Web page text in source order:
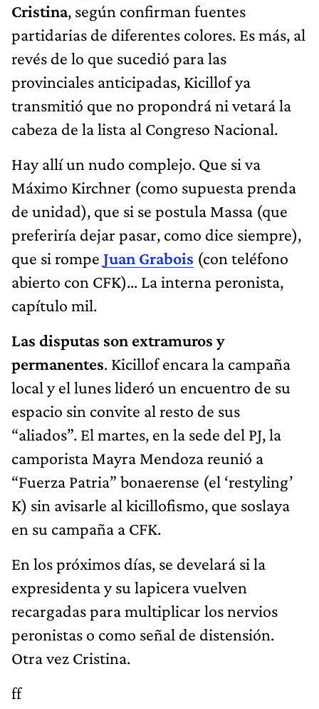
Cristina, según confirman fuentes
partidarias de diferentes colores. Es más, al
revés de lo que sucedió para las
provinciales anticipadas, Kicillof ya
transmitió que no propondrá ni vetará la
cabeza de la lista al Congreso Nacional.
Hay allí un nudo complejo. Que si va
Máximo Kirchner (como supuesta prenda
de unidad), que si se postula Massa (que
preferiría dejar pasar, como dice siempre),
que si rompe Juan Grabois (con teléfono
abierto con CFK)... La interna peronista,
capítulo mil.
Las disputas son extramuros y
permanentes. Kicillof encara la campaña
local y el lunes lideró un encuentro de su
espacio sin convite al resto de sus
“aliados”. El martes, en la sede del PJ, la
camporista Mayra Mendoza reunió a
“Fuerza Patria” bonaerense (el ‘restyling’
K) sin avisarle al kicillofismo, que soslaya
en su campaña a CFK.
En los próximos días, se develará si la
expresidenta y su lapicera vuelven
recargadas para multiplicar los nervios
peronistas o como señal de distensión.
Otra vez Cristina.
ff